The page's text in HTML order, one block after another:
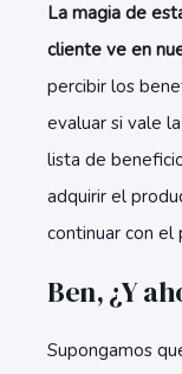
La magia de
cliente ve en
percibir los
evaluar si vale
lista de
adquirir el
continuar con el
Ben, ¿Y
Supongamos